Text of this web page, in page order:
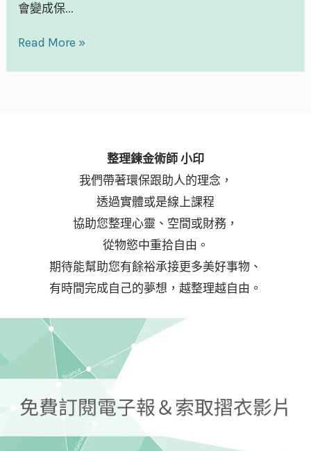
會變成保...
Read More »
整理鍊金術師 小印
我們帶著環保跟助人的理念，
透過實體或是線上課程
協助您整理心靈、空間或財務，
從物慾中重拾自由。
期待能幫助您有餘裕承接更多美好事物、
有時間完成自己的夢想，越整理越自由。